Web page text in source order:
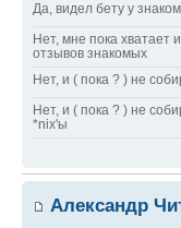
Да, видел бету у
Нет, мне пока хватает
отзывов знакомых
Нет, и ( пока ? ) не
Нет, и ( пока ? ) не
*nix'ы
Александр